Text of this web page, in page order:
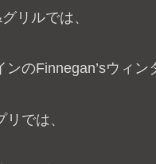
リルでは、
のFinnegan’sウィン
では、